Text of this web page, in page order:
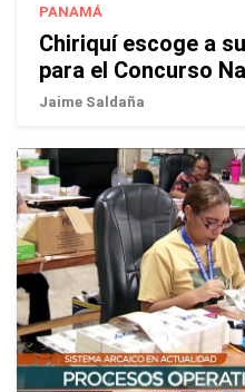
PANAMÁ
Chiriquí escoge a
para el Concurso
Jaime Saldaña